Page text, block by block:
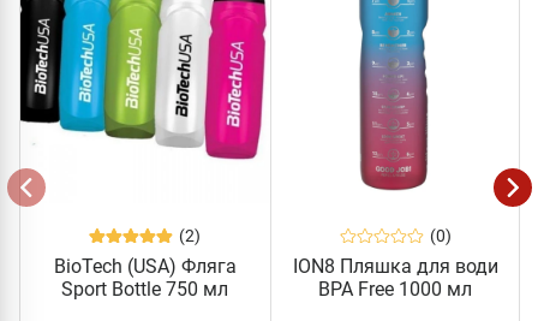
(2)
BioTech (USA) Фляга
Sport Bottle 750 мл
(0)
ION8 Пляшка для води
BPA Free 1000 мл